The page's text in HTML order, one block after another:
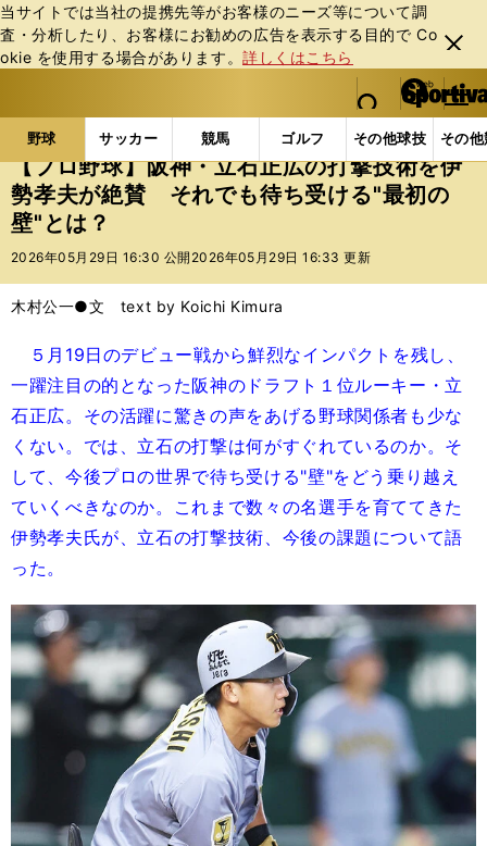
当サイトでは当社の提携先等がお客様のニーズ等について調
査・分析したり、お客様にお勧めの広告を表⽰する⽬的で Co
okie を使⽤する場合があります。詳しくはこちら
閉じ
る
web Sportiva (webスポルティーバ)
検索
マイペ
ー
ジ
メニュ
野球 サッカー 競馬 ゴルフ その他球技 その
b
ス
ポ
ル
テ
ー
バ
野球の記事一覧 プロ野球 【プロ野球】阪神・立石
【プロ野球】阪神・立石正広の打撃技術を伊
勢孝夫が絶賛 それでも待ち受ける"最初の
壁"とは？
2026年05月29日 16:30 公開 2026年05月29日 16:33 更新
木村公一●文 text by Koichi Kimura
５月19日のデビュー戦から鮮烈なインパクトを残し、
一躍注目の的となった阪神のドラフト１位ルーキー・立
石正広。その活躍に驚きの声をあげる野球関係者も少な
くない。では、立石の打撃は何がすぐれているのか。そ
して、今後プロの世界で待ち受ける"壁"をどう乗り越え
ていくべきなのか。これまで数々の名選手を育ててきた
伊勢孝夫氏が、立石の打撃技術、今後の課題について語
った。